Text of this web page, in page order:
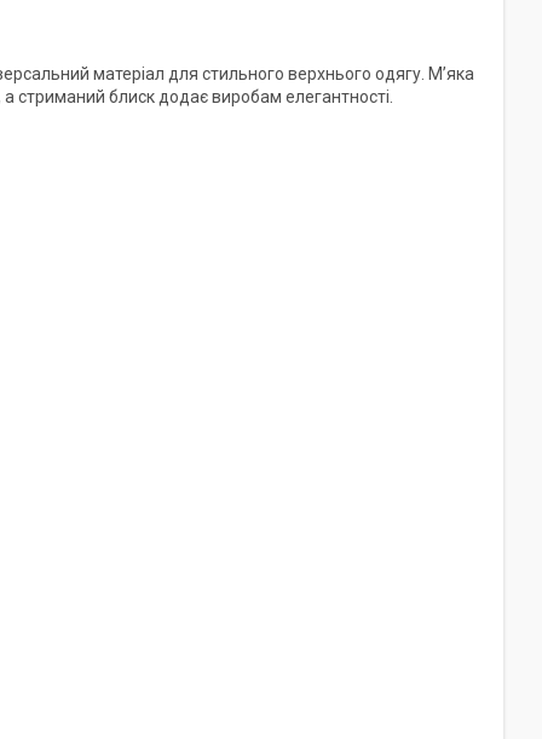
матеріал для стильного верхнього одягу. М’яка
стриманий блиск додає виробам елегантності.